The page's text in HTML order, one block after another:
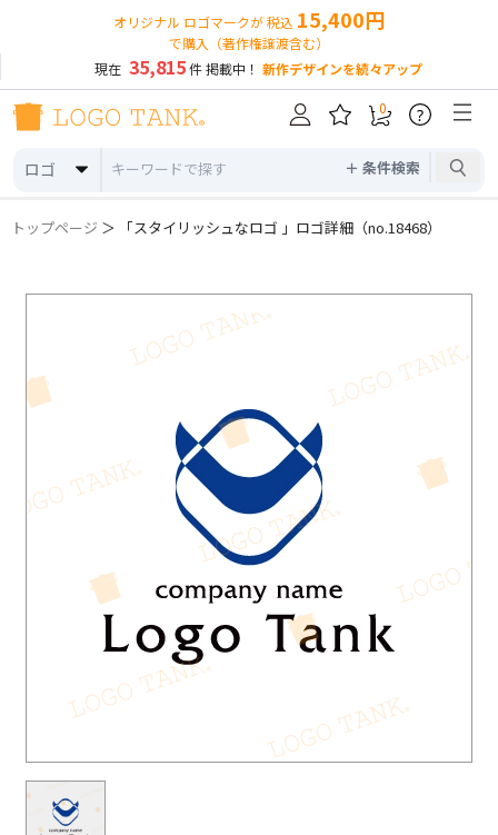
オリジナル ロゴマークが 税込 15,400円
で購入（著作権譲渡含む）
現在 35,815件 掲載中！ 新作デザインを続々アップ
ロゴ ＋ 条件検索
0 ?
トップページ ＞ 「スタイリッシュなロゴ 」ロゴ詳細（no.18468）